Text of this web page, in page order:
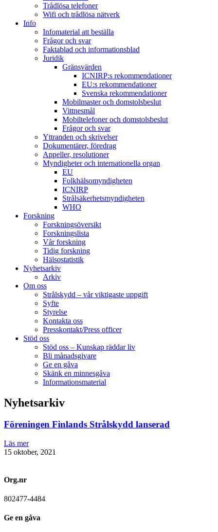
Trådlösa telefoner
Wifi och trådlösa nätverk
Info
Infomaterial att beställa
Frågor och svar
Faktablad och informationsblad
Juridik
Gränsvärden
ICNIRP:s rekommendationer
EU:s rekommendationer
Svenska rekommendationer
Mobilmaster och domstolsbeslut
Vittnesmål
Mobiltelefoner och domstolsbeslut
Frågor och svar
Yttranden och skrivelser
Dokumentärer, föredrag
Appeller, resolutioner
Myndigheter och internationella organ
EU
Folkhälsomyndigheten
ICNIRP
Strålsäkerhetsmyndigheten
WHO
Forskning
Forskningsöversikt
Forskningslista
Vår forskning
Tidig forskning
Hälsostatistik
Nyhetsarkiv
Arkiv
Om oss
Strålskydd – vår viktigaste uppgift
Syfte
Styrelse
Kontakta oss
Presskontakt/Press officer
Stöd oss
Stöd oss – Kunskap räddar liv
Bli månadsgivare
Ge en gåva
Skänk en minnesgåva
Informationsmaterial
Nyhetsarkiv
Föreningen Finlands Strålskydd lanserad
Läs mer
15 oktober, 2021
Org.nr
802477-4484
Ge en gåva